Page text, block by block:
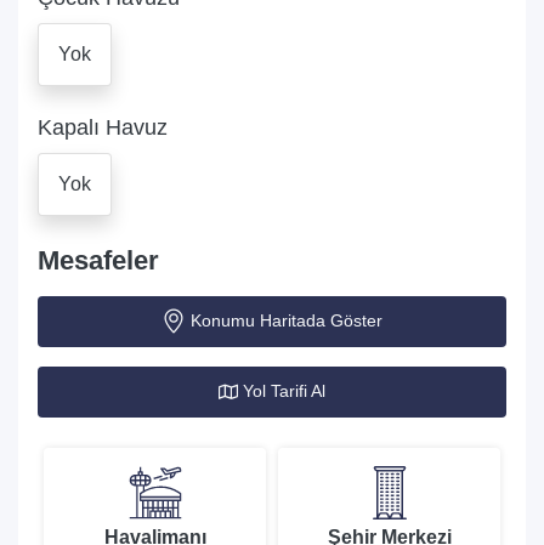
Yok
Kapalı Havuz
Yok
Mesafeler
Konumu Haritada Göster
Yol Tarifi Al
Havalimanı Şehir Merkezi